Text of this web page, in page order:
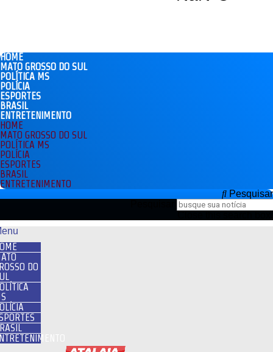
HOME
MATO GROSSO DO SUL
POLÍTICA MS
POLÍCIA
ESPORTES
BRASIL
ENTRETENIMENTO
HOME
MATO GROSSO DO SUL
POLÍTICA MS
POLÍCIA
ESPORTES
BRASIL
ENTRETENIMENTO
Pesquisar
DO